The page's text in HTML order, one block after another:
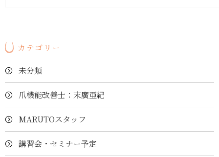
カテゴリー
未分類
爪機能改善士：末廣亜紀
MARUTOスタッフ
講習会・セミナー予定